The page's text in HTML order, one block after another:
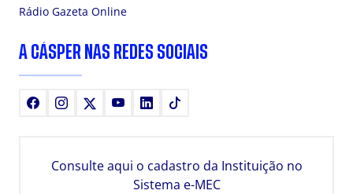
Rádio Gazeta Online
A CÁSPER NAS REDES SOCIAIS
FacebookInstagram YoutubeLinkedIn
Consulte aqui o cadastro da Instituição no
Sistema e-MEC